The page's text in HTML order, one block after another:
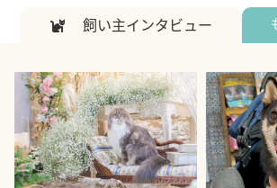
飼い主インタビュー